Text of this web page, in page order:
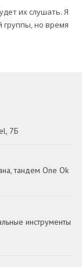
их слушать. Я
группы, но время
7Б
тандем One Ok
инструменты